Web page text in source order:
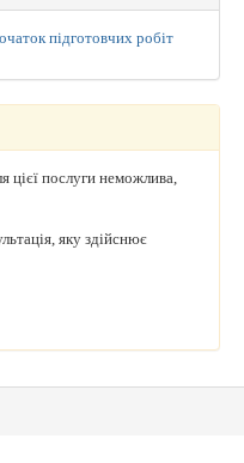
підготовчих робіт
цієї послуги неможлива,
яку здійснює